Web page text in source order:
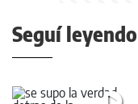
Seguí leyendo